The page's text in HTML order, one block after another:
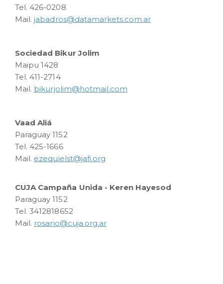
Tel. 426-0208
Mail.jabadros@datamarkets.com.ar
Sociedad Bikur Jolim
Maipu 1428
Tel. 411-2714
Mail. bikurjolim@hotmail.com
Vaad Aliá
Paraguay 1152
Tel. 425-1666
Mail. ezequielst@jafi.org
CUJA Campaña Unida - Keren Hayesod
Paraguay 1152
Tel. 3412818652
Mail. rosario@cuja.org.ar